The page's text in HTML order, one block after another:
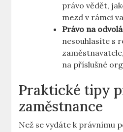
právo vědět,
mezd v rámci
Právo na
nesouhlasíte s
na příslušné
Praktické tipy
zaměstnance
Než se vydáte k právnímu